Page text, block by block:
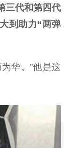
三代和第四代
到助力“两弹
华。”他是这